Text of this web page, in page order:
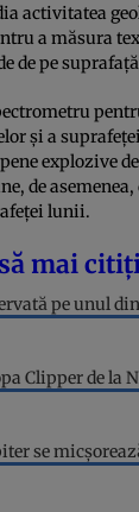
activitatea
a măsura
de pe
și a
explozive
de
lunii.
mai
pe unul
Clipper de la
se